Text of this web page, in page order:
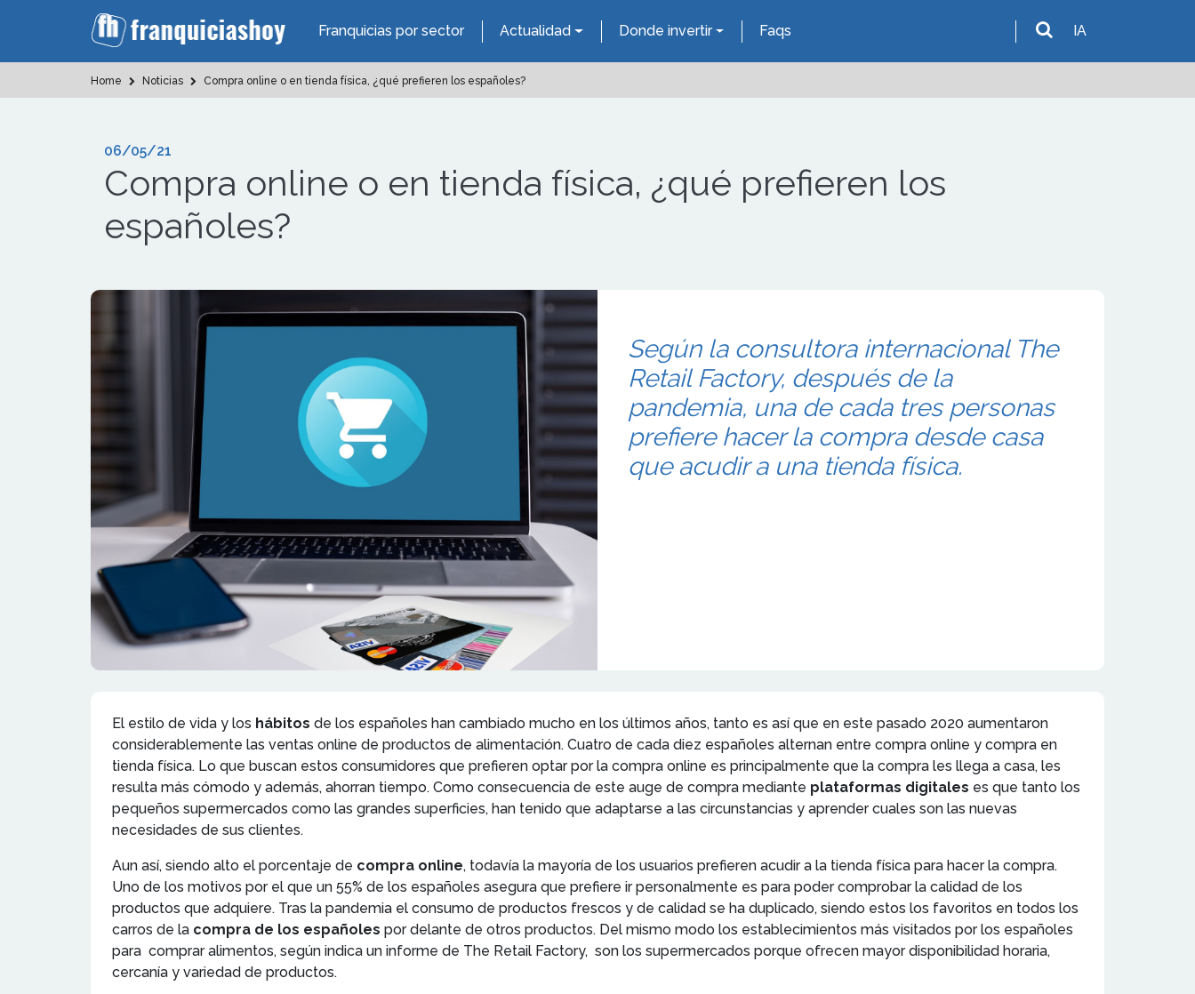
Franquicias por sector Actualidad Donde invertir Faqs IA
Home Noticias Compra online o en tienda física, ¿qué prefieren los españoles?
06/05/21
Compra online o en tienda física, ¿qué prefieren los
españoles?
Según la consultora internacional The
Retail Factory, después de la
pandemia, una de cada tres personas
prefiere hacer la compra desde casa
que acudir a una tienda física.
El estilo de vida y los hábitos de los españoles han cambiado mucho en los últimos años, tanto es así que en este pasado 2020 aumentaron
considerablemente las ventas online de productos de alimentación. Cuatro de cada diez españoles alternan entre compra online y compra en
tienda física. Lo que buscan estos consumidores que prefieren optar por la compra online es principalmente que la compra les llega a casa, les
resulta más cómodo y además, ahorran tiempo. Como consecuencia de este auge de compra mediante plataformas digitales es que tanto los
pequeños supermercados como las grandes superficies, han tenido que adaptarse a las circunstancias y aprender cuales son las nuevas
necesidades de sus clientes.
Aun así, siendo alto el porcentaje de compra online, todavía la mayoría de los usuarios prefieren acudir a la tienda física para hacer la compra.
Uno de los motivos por el que un 55% de los españoles asegura que prefiere ir personalmente es para poder comprobar la calidad de los
productos que adquiere. Tras la pandemia el consumo de productos frescos y de calidad se ha duplicado, siendo estos los favoritos en todos los
carros de la compra de los españoles por delante de otros productos. Del mismo modo los establecimientos más visitados por los españoles
para comprar alimentos, según indica un informe de The Retail Factory, son los supermercados porque ofrecen mayor disponibilidad horaria,
cercanía y variedad de productos.